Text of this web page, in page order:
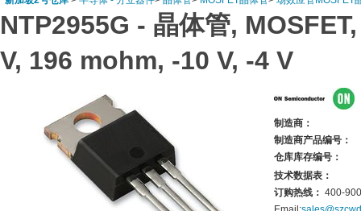
NTP2955G - 晶体管,
V, 196 mohm, -10 V, -4 V
制造商：
制造商产品编号：
仓库库存编号：
技术数据表：
订购热线： 400-